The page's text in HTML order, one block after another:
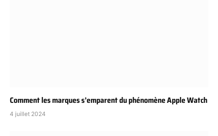
Comment les marques s’emparent du phénomène Apple Watch
4 juillet 2024